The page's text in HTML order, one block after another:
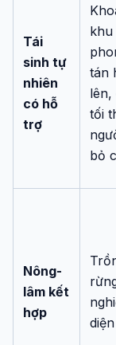
Tái
sinh tự
nhiên
có hỗ
trợ
khu
tán
lên,
tối
bỏ
Nông-
lâm kết
hợp